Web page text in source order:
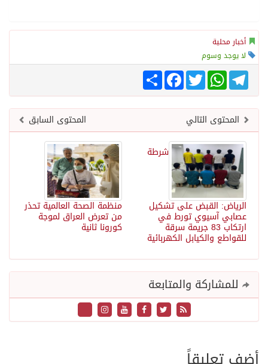
أخبار محلية
لا يوجد وسوم
انشر
FacebookTwitter
WhatsAppTelegram
المحتوى السابق المحتوى التالي
منظمة الصحة العالمية تحذر
من تعرض العراق لموجة
كورونا ثانية
شرطة
الرياض: القبض على تشكيل
عصابي آسيوي تورط في
ارتكاب 83 جريمة سرقة
للقواطع والكيابل الكهربائية
للمشاركة والمتابعة